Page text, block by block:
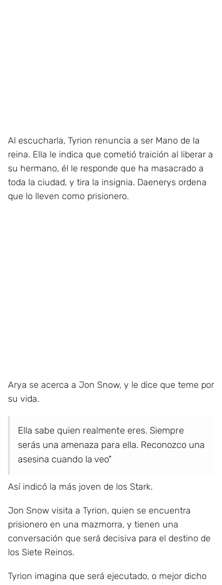
Al escucharla, Tyrion renuncia a ser Mano de la
reina. Ella le indica que cometió traición al liberar a
su hermano, él le responde que ha masacrado a
toda la ciudad, y tira la insignia. Daenerys ordena
que lo lleven como prisionero.
Arya se acerca a Jon Snow, y le dice que teme por
su vida.
Ella sabe quien realmente eres. Siempre
serás una amenaza para ella. Reconozco una
asesina cuando la veo"
Así indicó la más joven de los Stark.
Jon Snow visita a Tyrion, quien se encuentra
prisionero en una mazmorra, y tienen una
conversación que será decisiva para el destino de
los Siete Reinos.
Tyrion imagina que será ejecutado, o mejor dicho